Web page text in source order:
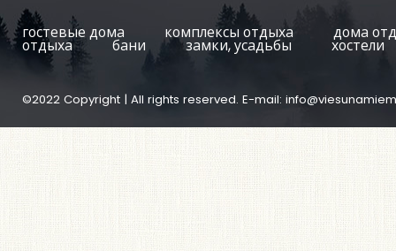
гостевые дома комплексы отдыха дома
отдыха бани замки, усадьбы хостели
©2022 Copyright | All rights reserved. E-mail: